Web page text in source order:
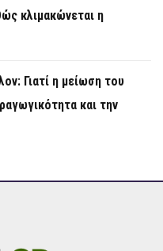
κλιμακώνεται η
Γιατί η μείωση του
και την